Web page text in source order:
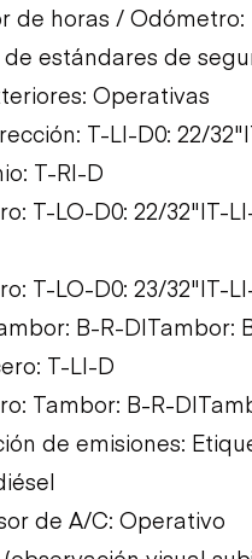
de horas / Odómetro:
estándares de
Operativas
T-LI-D0: 22/
T-RI-D
T-LO-D0: 22/32"|T-
T-LO-D0: 23/32"|T-
B-R-D|Tambor:
T-LI-D
Tambor: B-R-
de emisiones:
de A/C: Operativo